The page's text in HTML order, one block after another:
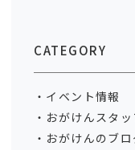
CATEGORY
イベント情報
おがけんスタッ
おがけんのブロ